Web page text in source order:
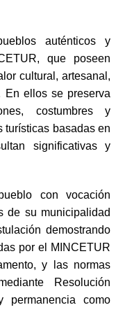
auténticos y
que poseen
cultural, artesanal,
En ellos se preserva
costumbres y
turísticas basadas en
significativas y
con vocación
de su municipalidad
demostrando
por el MINCETUR
y las normas
Resolución
permanencia como